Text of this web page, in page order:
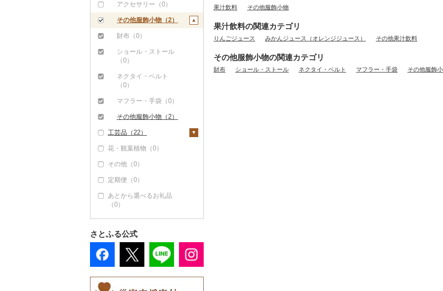
ジャム（1）
その他缶詰・瓶詰
（0）
その他加工品（0）
こしょう（0）
その他調味料（1）
その他文房具（0）
楽器・器材（0）
本・CD・DVD（0）
おもちゃ・ぬいぐるみ
ご当地キャラクター
ベビー用品（0）
ペット用品（0）
防災グッズ（0）
その他雑貨（0）
子供・ベビー（0）
その他洋服（1）
アクセサリー（0）
その他服飾小物（2）
財布（0）
ショール・ストール
（0）
ネクタイ・ベルト
（0）
マフラー・手袋（0）
その他服飾小物（2）
工芸品（22）
織物（0）
陶器・漆器（0）
その他装飾品・工芸品
数珠（0）
工芸品（0）
播州そろばん（0）
美濃和紙（0）
民芸品（22）
花・観葉植物（0）
その他（0）
定期便（0）
あとから選べるお礼品
（0）
さとふる公式
果汁飲料 その他服飾小物
果汁飲料の関連カテゴリ
りんごジュース みかんジュース（オレンジジュース） その他果汁飲料
その他服飾小物の関連カテゴリ
財布 ショール・ストール ネクタイ・ベルト マフラー・手袋 その他服飾